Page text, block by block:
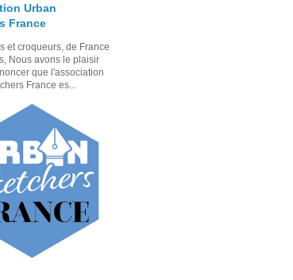
Urban
France
et croqueurs, de France
Nous avons le plaisir
que l'association
France es...